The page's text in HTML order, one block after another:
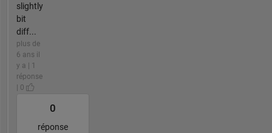
slightly
bit
diff...
plus de
6 ans il
y a | 1
réponse
| 0
0
réponse